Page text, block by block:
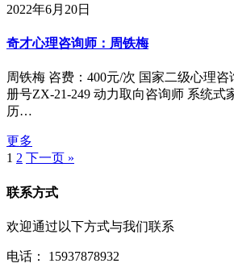
2022年6月20日
奇才心理咨询师：周铁梅
周铁梅 咨费：400元/次 国家二级心理
册号ZX-21-249 动力取向咨询师 系统
历…
更多
1 2 下一页 »
联系方式
欢迎通过以下方式与我们联系
电话： 15937878932